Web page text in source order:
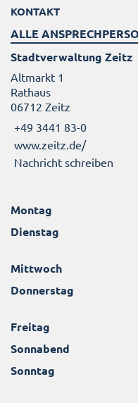
KONTAKT
ALLE
Stadtverwaltung Zeitz
Altmarkt 1
Rathaus
06712 Zeitz
+49 3441 83-0
www.zeitz.de/
Nachricht schreiben
Montag
Dienstag
Mittwoch
Donnerstag
Freitag
Sonnabend
Sonntag